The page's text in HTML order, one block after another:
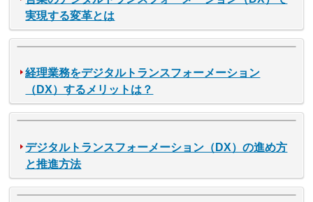
実現する変革とは
経理業務をデジタルトランスフォーメーション
（DX）するメリットは？
デジタルトランスフォーメーション（DX）の進め方
と推進方法